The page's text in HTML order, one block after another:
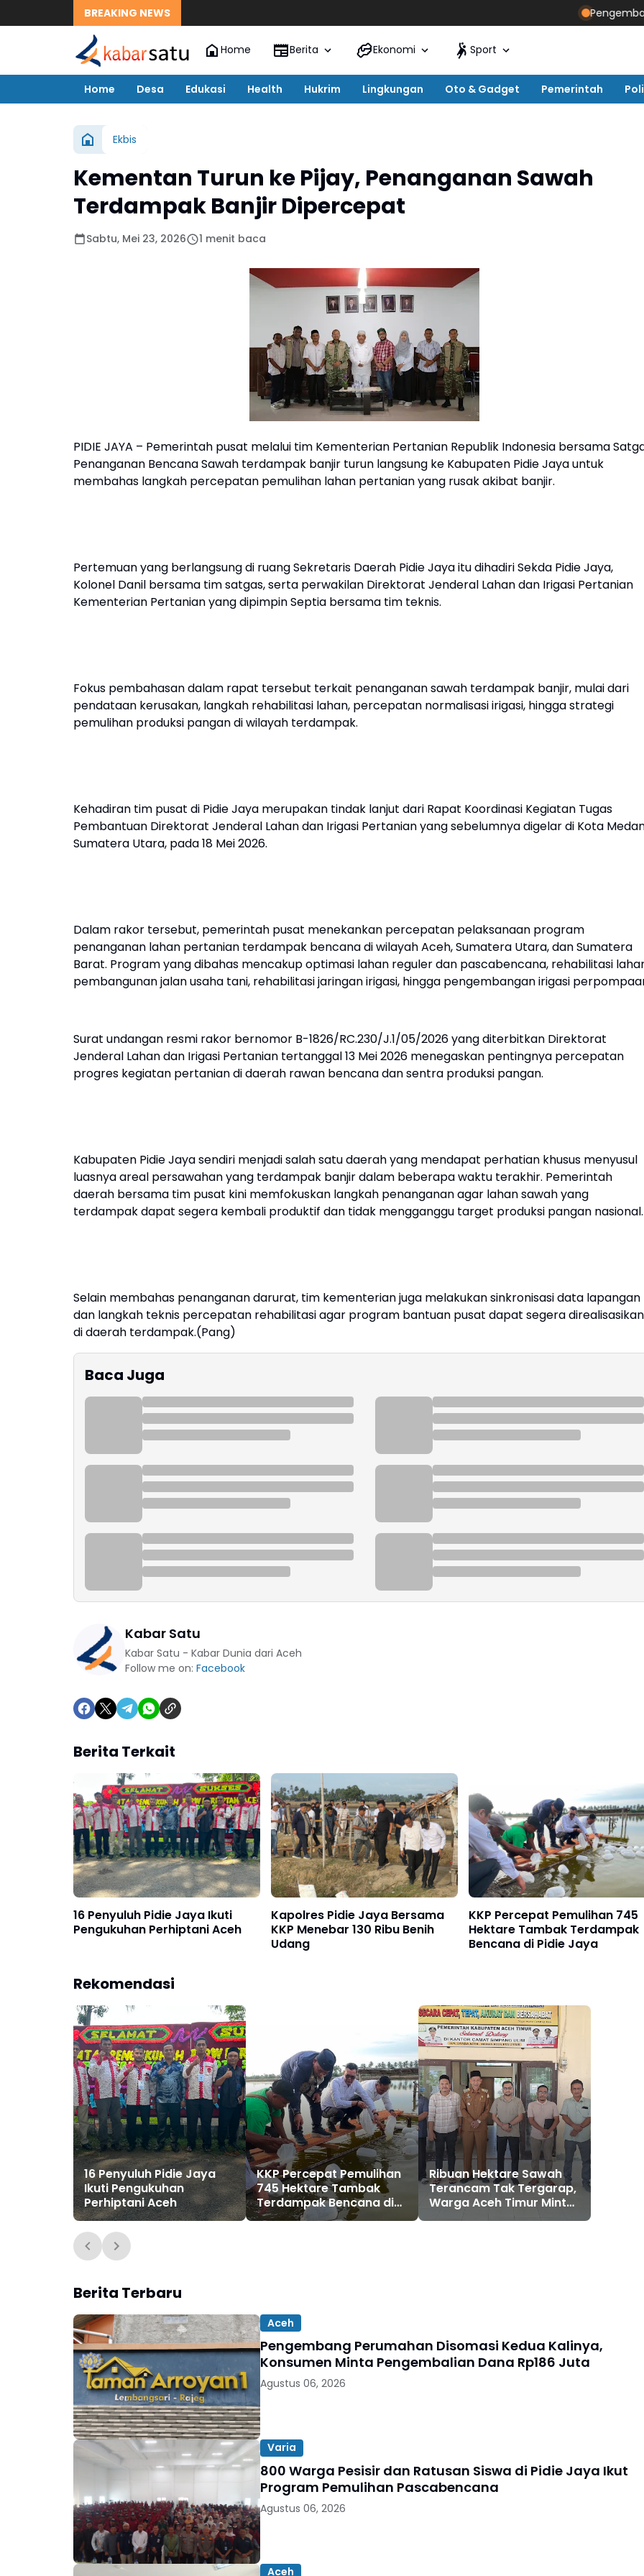
BREAKING NEWS Pengembang
Home Berita Ekonomi Sport
Home Desa Edukasi Health Hukrim Lingkungan Oto & Gadget Pemerintah
Ekbis
Kementan Turun ke Pijay, Penanganan Sawah
Terdampak Banjir Dipercepat
Sabtu, Mei 23, 2026 1 menit baca
PIDIE JAYA – Pemerintah pusat melalui tim Kementerian Pertanian Republik Indonesia bersama
Penanganan Bencana Sawah terdampak banjir turun langsung ke Kabupaten Pidie Jaya untuk
membahas langkah percepatan pemulihan lahan pertanian yang rusak akibat banjir.
Pertemuan yang berlangsung di ruang Sekretaris Daerah Pidie Jaya itu dihadiri Sekda Pidie Jaya,
Kolonel Danil bersama tim satgas, serta perwakilan Direktorat Jenderal Lahan dan Irigasi Pertanian
Kementerian Pertanian yang dipimpin Septia bersama tim teknis.
Fokus pembahasan dalam rapat tersebut terkait penanganan sawah terdampak banjir, mulai dari
pendataan kerusakan, langkah rehabilitasi lahan, percepatan normalisasi irigasi, hingga strategi
pemulihan produksi pangan di wilayah terdampak.
Kehadiran tim pusat di Pidie Jaya merupakan tindak lanjut dari Rapat Koordinasi Kegiatan Tugas
Pembantuan Direktorat Jenderal Lahan dan Irigasi Pertanian yang sebelumnya digelar di Kota
Sumatera Utara, pada 18 Mei 2026.
Dalam rakor tersebut, pemerintah pusat menekankan percepatan pelaksanaan program
penanganan lahan pertanian terdampak bencana di wilayah Aceh, Sumatera Utara, dan Sumatera
Barat. Program yang dibahas mencakup optimasi lahan reguler dan pascabencana, rehabilitasi
pembangunan jalan usaha tani, rehabilitasi jaringan irigasi, hingga pengembangan irigasi
Surat undangan resmi rakor bernomor B-1826/RC.230/J.1/05/2026 yang diterbitkan Direktorat
Jenderal Lahan dan Irigasi Pertanian tertanggal 13 Mei 2026 menegaskan pentingnya percepatan
progres kegiatan pertanian di daerah rawan bencana dan sentra produksi pangan.
Kabupaten Pidie Jaya sendiri menjadi salah satu daerah yang mendapat perhatian khusus menyusul
luasnya areal persawahan yang terdampak banjir dalam beberapa waktu terakhir. Pemerintah
daerah bersama tim pusat kini memfokuskan langkah penanganan agar lahan sawah yang
terdampak dapat segera kembali produktif dan tidak mengganggu target produksi pangan nasional.
Selain membahas penanganan darurat, tim kementerian juga melakukan sinkronisasi data lapangan
dan langkah teknis percepatan rehabilitasi agar program bantuan pusat dapat segera direalisasikan
di daerah terdampak.(Pang)
Baca Juga
Kabar Satu
Kabar Satu - Kabar Dunia dari Aceh
Follow me on: Facebook
Berita Terkait
16 Penyuluh Pidie Jaya Ikuti
Pengukuhan Perhiptani Aceh
Kapolres Pidie Jaya Bersama
KKP Menebar 130 Ribu Benih
Udang
KKP Percepat Pemulihan 745
Hektare Tambak Terdampak
Bencana di Pidie Jaya
Rekomendasi
16 Penyuluh Pidie Jaya
Ikuti Pengukuhan
Perhiptani Aceh
KKP Percepat Pemulihan
745 Hektare Tambak
Terdampak Bencana di
Pidie Jaya
Ribuan Hektare Sawah
Terancam Tak Tergarap,
Warga Aceh Timur Minta
Haji Uma Perjuangkan
Berita Terbaru
Aceh
Pengembang Perumahan Disomasi Kedua Kalinya,
Konsumen Minta Pengembalian Dana Rp186 Juta
Agustus 06, 2026
Varia
800 Warga Pesisir dan Ratusan Siswa di Pidie Jaya Ikut
Program Pemulihan Pascabencana
Agustus 06, 2026
Aceh